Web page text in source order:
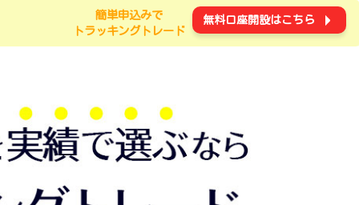
簡単申込みで
トラッキングトレード
無料口座開設はこちら